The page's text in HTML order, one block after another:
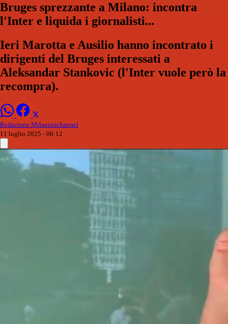
Bruges sprezzante a Milano: incontra
l'Inter e liquida i giornalisti...
Ieri Marotta e Ausilio hanno incontrato i
dirigenti del Bruges interessati a
Aleksandar Stankovic (l'Inter vuole però la
recompra).
Redazione Milanistichannel
11 luglio 2025 - 06:12